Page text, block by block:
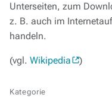
Unterseiten, zum
z. B. auch im
handeln.
(vgl. Wikipedia )
Kategorie